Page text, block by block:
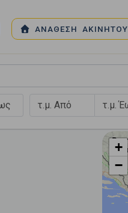
ΑΝΑΘΕΣΗ ΑΚΙΝΗΤΟΥ
+
−